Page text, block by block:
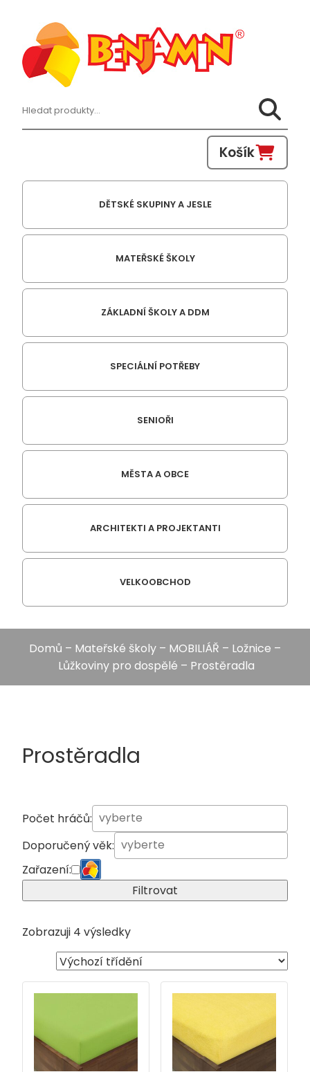
Hledat:
Košík
DĚTSKÉ SKUPINY A JESLE
MATEŘSKÉ ŠKOLY
ZÁKLADNÍ ŠKOLY A DDM
SPECIÁLNÍ POTŘEBY
SENIOŘI
MĚSTA A OBCE
ARCHITEKTI A PROJEKTANTI
VELKOOBCHOD
Domů – Mateřské školy – MOBILIÁŘ – Ložnice –
Lůžkoviny pro dospělé – Prostěradla
Prostěradla
Počet hráčů:
Doporučený věk:
Zařazení:
Filtrovat
Zobrazuji 4 výsledky